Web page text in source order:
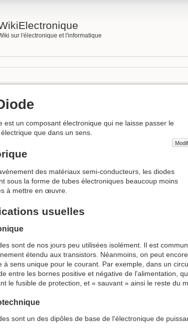
sur l'électronique et l'informatique
est un composant électronique qui ne laisse passer le
que dans un sens.
des matériaux semi-conducteurs, les diodes
sous la forme de tubes électroniques beaucoup moins
à mettre en œuvre.
usuelles
sont de nos jours peu utilisées isolément. Il est
étendu aux transistors. Néanmoins, on peut
à sens unique pour le courant. Par exemple, dans un
entre les bornes positive et négative de l'alimentation,
le fusible de protection, et « sauvant » ainsi le reste du
sont un des dipôles de base de l'électronique de